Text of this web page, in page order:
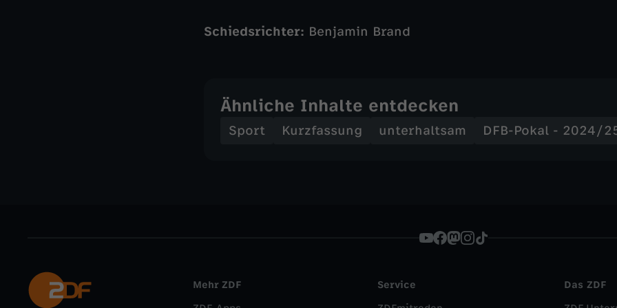
Schiedsrichter: Benjamin Brand
Ähnliche Inhalte entdecken
Sport Kurzfassung unterhaltsam DFB-Pokal - 2024/
Mehr ZDF
Service
Das ZDF